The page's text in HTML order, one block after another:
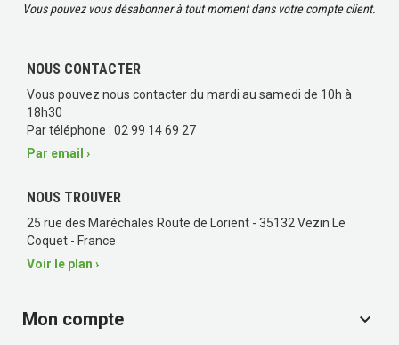
Vous pouvez vous désabonner à tout moment dans votre compte client.
NOUS CONTACTER
Vous pouvez nous contacter du mardi au samedi de 10h à
18h30
Par téléphone : 02 99 14 69 27
Par email ›
NOUS TROUVER
25 rue des Maréchales Route de Lorient - 35132 Vezin Le
Coquet - France
Voir le plan ›
Mon compte
